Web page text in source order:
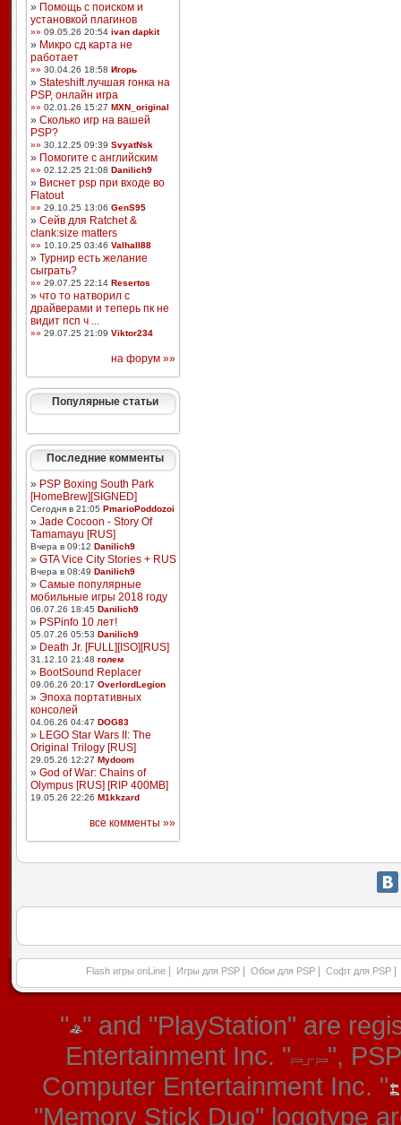
» Помощь с поиском и
установкой плагинов
»» 09.05.26 20:54 ivan dapkit
» Микро сд карта не
работает
»» 30.04.26 18:58 Игорь
» Stateshift лучшая гонка на
PSP, онлайн игра
»» 02.01.26 15:27 MXN_original
» Сколько игр на вашей
PSP?
»» 30.12.25 09:39 SvyatNsk
» Помогите с английским
»» 02.12.25 21:08 Danilich9
» Виснет psp при входе во
Flatout
»» 29.10.25 13:06 GenS95
» Сейв для Ratchet &
clank:size matters
»» 10.10.25 03:46 Valhall88
» Турнир есть желание
сыграть?
»» 29.07.25 22:14 Resertos
» что то натворил с
драйверами и теперь пк не
видит псп ч ...
»» 29.07.25 21:09 Viktor234
на форум »»
Популярные статьи
Последние комменты
» PSP Boxing South Park
[HomeBrew][SIGNED]
Сегодня в 21:05 PmarioPoddozoi
» Jade Cocoon - Story Of
Tamamayu [RUS]
Вчера в 09:12 Danilich9
» GTA Vice City Stories + RUS
Вчера в 08:49 Danilich9
» Самые популярные
мобильные игры 2018 году
06.07.26 18:45 Danilich9
» PSPinfo 10 лет!
05.07.26 05:53 Danilich9
» Death Jr. [FULL][ISO][RUS]
31.12.10 21:48 голем
» BootSound Replacer
09.06.26 20:17 OverlordLegion
» Эпоха портативных
консолей
04.06.26 04:47 DOG83
» LEGO Star Wars II: The
Original Trilogy [RUS]
29.05.26 12:27 Mydoom
» God of War: Chains of
Olympus [RUS] [RIP 400MB]
19.05.26 22:26 M1kkzard
все комменты »»
Flash игры onLine Игры для PSP Обои для PSP Софт для PSP
" " and "PlayStation" are
Entertainment Inc. "
",
Computer Entertainment Inc. "
"Memory Stick Duo" logotype